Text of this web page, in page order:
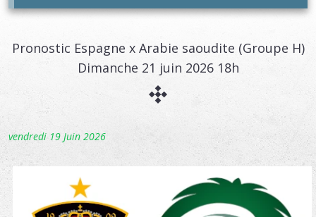
Pronostic Espagne x Arabie saoudite (Groupe H)
Dimanche 21 juin 2026 18h
vendredi 19 Juin 2026